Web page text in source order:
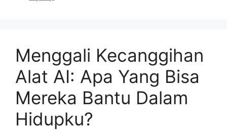
Menggali Kecanggihan
Alat AI: Apa Yang Bisa
Mereka Bantu Dalam
Hidupku?